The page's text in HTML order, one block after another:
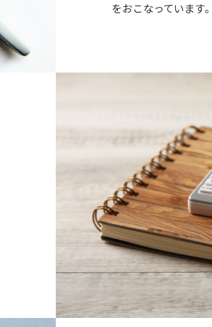
をおこなっています｡